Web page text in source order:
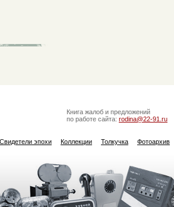
Книга жалоб и предложений
по работе сайта: rodina@22-91.ru
Свидетели эпохи Коллекции Толкучка Фотоархив